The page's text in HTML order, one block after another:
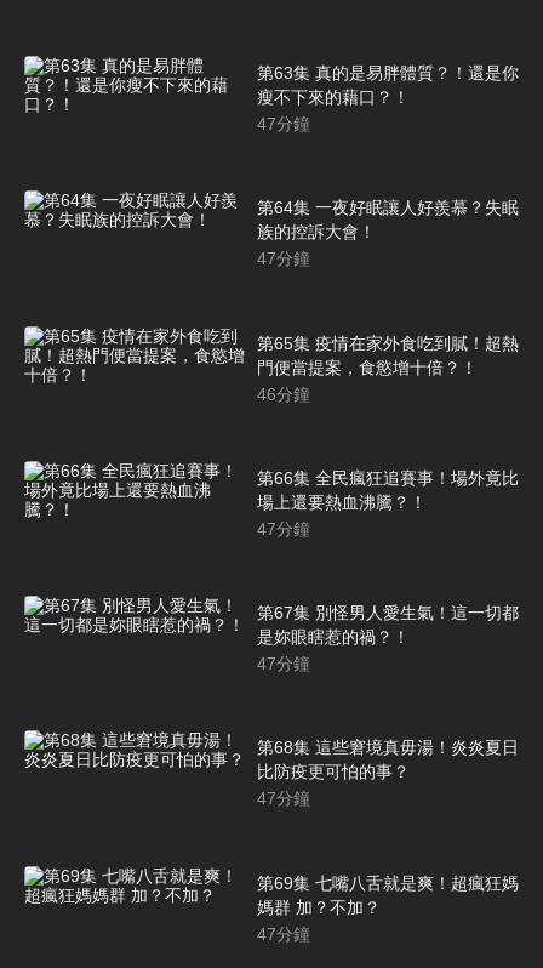
第63集 真的是易胖體質？！還是你
瘦不下來的藉口？！
47分鐘
第64集 一夜好眠讓人好羨慕？失眠
族的控訴大會！
47分鐘
第65集 疫情在家外食吃到膩！超熱
門便當提案，食慾增十倍？！
46分鐘
第66集 全民瘋狂追賽事！場外竟比
場上還要熱血沸騰？！
47分鐘
第67集 別怪男人愛生氣！這一切都
是妳眼瞎惹的禍？！
47分鐘
第68集 這些窘境真毋湯！炎炎夏日
比防疫更可怕的事？
47分鐘
第69集 七嘴八舌就是爽！超瘋狂媽
媽群 加？不加？
47分鐘